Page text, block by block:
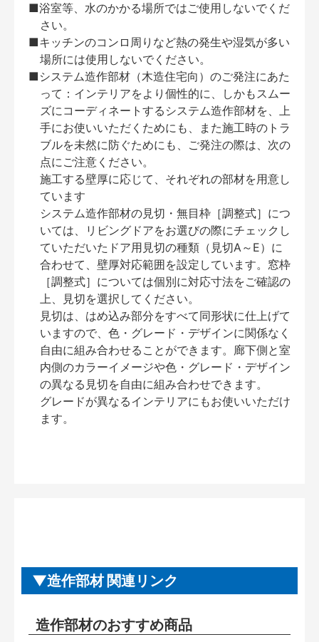
■浴室等、水のかかる場所ではご使用しないでくだ
さい。
■キッチンのコンロ周りなど熱の発生や湿気が多い
場所には使用しないでください。
■システム造作部材（木造住宅向）のご発注にあた
って：インテリアをより個性的に、しかもスムー
ズにコーディネートするシステム造作部材を、上
手にお使いいただくためにも、また施工時のトラ
ブルを未然に防ぐためにも、ご発注の際は、次の
点にご注意ください。
施工する壁厚に応じて、それぞれの部材を用意し
ています
システム造作部材の見切・無目枠［調整式］につ
いては、リビングドアをお選びの際にチェックし
ていただいたドア用見切の種類（見切A～E）に
合わせて、壁厚対応範囲を設定しています。窓枠
［調整式］については個別に対応寸法をご確認の
上、見切を選択してください。
見切は、はめ込み部分をすべて同形状に仕上げて
いますので、色・グレード・デザインに関係なく
自由に組み合わせることができます。廊下側と室
内側のカラーイメージや色・グレード・デザイン
の異なる見切を自由に組み合わせできます。
グレードが異なるインテリアにもお使いいただけ
ます。
造作部材 関連リンク
造作部材のおすすめ商品